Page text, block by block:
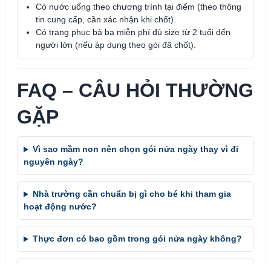
Có nước uống theo chương trình tại điểm (theo thông
tin cung cấp, cần xác nhận khi chốt).
Có trang phục bà ba miễn phí đủ size từ 2 tuổi đến
người lớn (nếu áp dụng theo gói đã chốt).
FAQ – CÂU HỎI THƯỜNG
GẶP
Vì sao mầm non nên chọn gói nửa ngày thay vì đi
nguyên ngày?
Nhà trường cần chuẩn bị gì cho bé khi tham gia
hoạt động nước?
Thực đơn có bao gồm trong gói nửa ngày không?